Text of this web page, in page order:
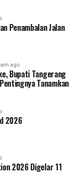
Penambalan Jalan
ago
Bupati Tangerang
Tanamkan
2026
2026 Digelar 11